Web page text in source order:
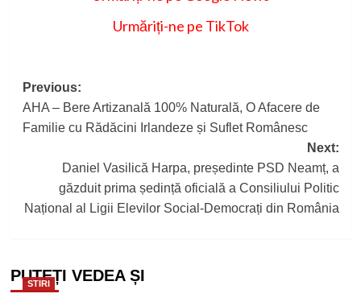
Urmăriți-ne pe TikTok
Post
navigation
Previous:
AHA – Bere Artizanală 100% Naturală, O Afacere de
Familie cu Rădăcini Irlandeze și Suflet Românesc
Next:
Daniel Vasilică Harpa, președinte PSD Neamț, a
găzduit prima ședință oficială a Consiliului Politic
Național al Ligii Elevilor Social-Democrați din România
PUTEȚI VEDEA ȘI
STIRI